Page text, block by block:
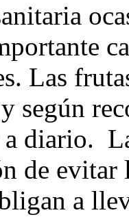
Las
según
diario.
de evitar
a